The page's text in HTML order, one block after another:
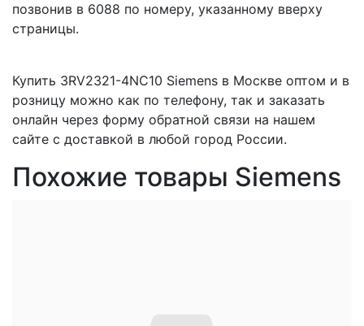
позвонив в 6088 по номеру, указанному вверху
страницы.
Купить 3RV2321-4NC10 Siemens в Москве оптом и в
розницу можно как по телефону, так и заказать
онлайн через форму обратной связи на нашем
сайте с доставкой в любой город России.
Похожие товары Siemens